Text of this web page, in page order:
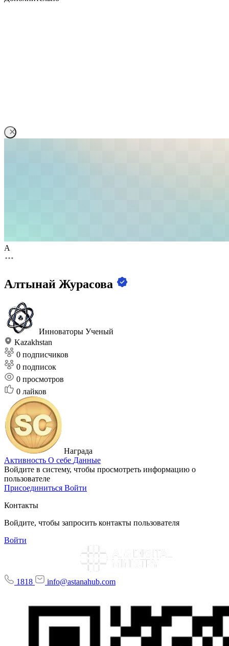
А
Алтынай Журасова
Инноваторы Ученый
Kazakhstan
0 подписчиков
0 подписок
0 просмотров
0 лайков
Награда
Активность О себе Данные
Войдите в систему, чтобы просмотреть информацию о
пользователе
Присоединиться Войти
Контакты
Войдите, чтобы запросить контакты пользователя
Войти
1818 info@astanahub.com